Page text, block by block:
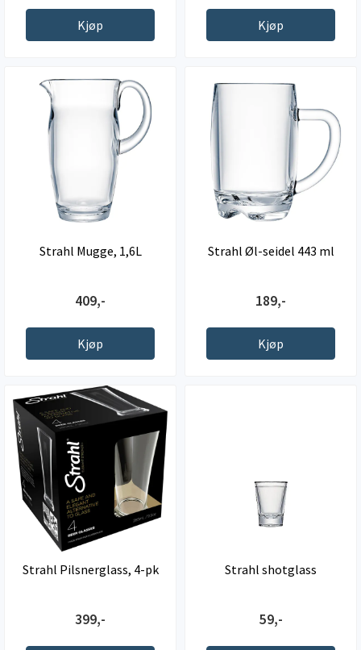
Kjøp Kjøp
Strahl Mugge, 1,6L
409,-
Kjøp
Strahl Øl-seidel 443 ml
189,-
Kjøp
Strahl Pilsnerglass, 4-pk
399,-
Strahl shotglass
59,-